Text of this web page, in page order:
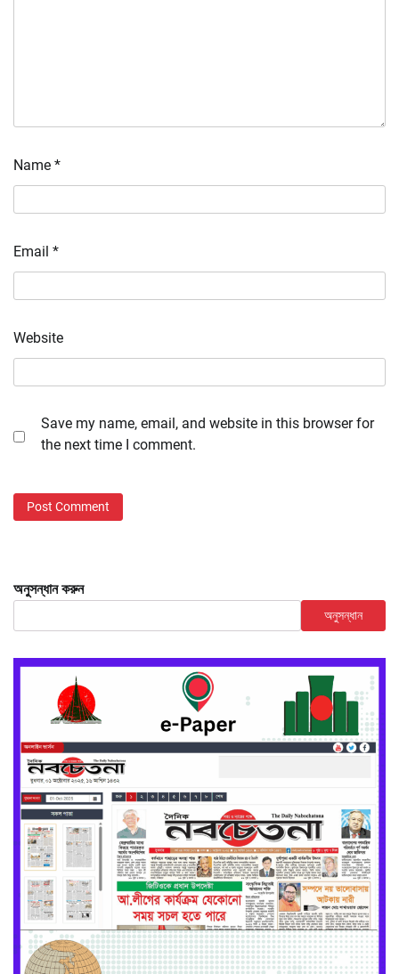
Name *
Email *
Website
Save my name, email, and website in this browser for
the next time I comment.
অনুসন্ধান করুন
অনুসন্ধান